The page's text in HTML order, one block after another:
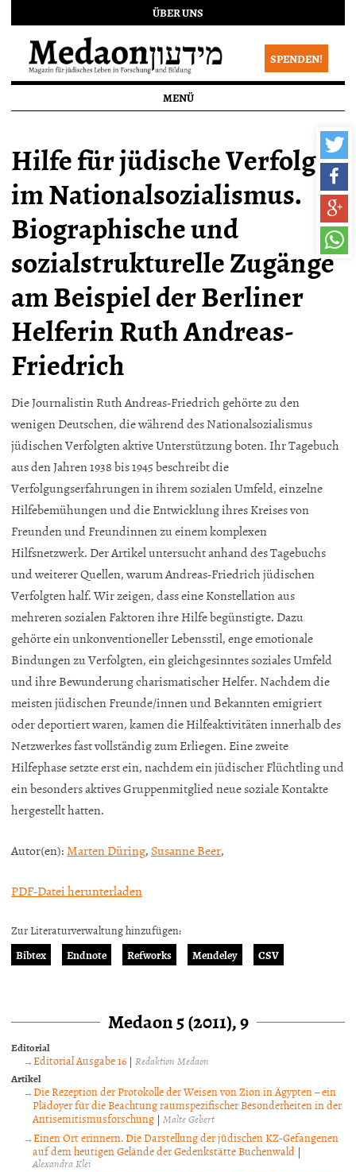
ÜBER UNS
SPENDEN!
MENÜ
Hilfe für jüdische Verfolgte
im Nationalsozialismus.
Biographische und
sozialstrukturelle Zugänge
am Beispiel der Berliner
Helferin Ruth Andreas-
Friedrich
Die Journalistin Ruth Andreas-Friedrich gehörte zu den
wenigen Deutschen, die während des Nationalsozialismus
jüdischen Verfolgten aktive Unterstützung boten. Ihr Tagebuch
aus den Jahren 1938 bis 1945 beschreibt die
Verfolgungserfahrungen in ihrem sozialen Umfeld, einzelne
Hilfebemühungen und die Entwicklung ihres Kreises von
Freunden und Freundinnen zu einem komplexen
Hilfsnetzwerk. Der Artikel untersucht anhand des Tagebuchs
und weiterer Quellen, warum Andreas-Friedrich jüdischen
Verfolgten half. Wir zeigen, dass eine Konstellation aus
mehreren sozialen Faktoren ihre Hilfe begünstigte. Dazu
gehörte ein unkonventioneller Lebensstil, enge emotionale
Bindungen zu Verfolgten, ein gleichgesinntes soziales Umfeld
und ihre Bewunderung charismatischer Helfer. Nachdem die
meisten jüdischen Freunde/innen und Bekannten emigriert
oder deportiert waren, kamen die Hilfeaktivitäten innerhalb des
Netzwerkes fast vollständig zum Erliegen. Eine zweite
Hilfephase setzte erst ein, nachdem ein jüdischer Flüchtling und
ein besonders aktives Gruppenmitglied neue soziale Kontakte
hergestellt hatten.
Autor(en):Marten Düring, Susanne Beer,
PDF-Datei herunterladen
Zur Literaturverwaltung hinzufügen:
Bibtex
Endnote Refworks Mendeley CSV
Medaon 5 (2011), 9
Editorial
Editorial Ausgabe 16 |Redaktion Medaon
Artikel
Die Rezeption der Protokolle der Weisen von Zion in Ägypten – ein
Plädoyer für die Beachtung raumspezifischer Besonderheiten in der
Antisemitismusforschung | Malte Gebert
Einen Ort erinnern. Die Darstellung der jüdischen KZ-Gefangenen
auf dem heutigen Gelände der Gedenkstätte Buchenwald |
Alexandra Klei